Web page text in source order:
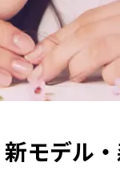
モデル